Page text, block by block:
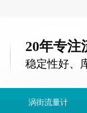
20年专注
稳定性好、
涡街流量计